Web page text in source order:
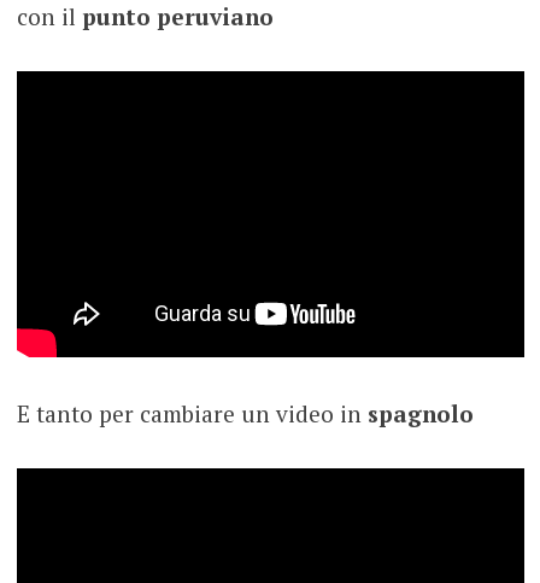
con il punto peruviano
E tanto per cambiare un video in spagnolo